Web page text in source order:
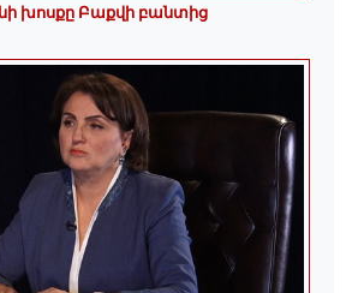
խոսքը Բաքվի բանտից